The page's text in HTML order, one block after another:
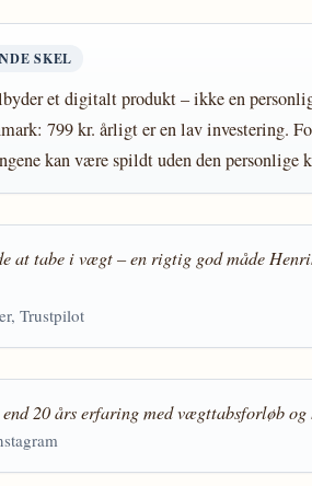
SKEL
et digitalt produkt – ikke en
799 kr. årligt er en lav investering.
kan være spildt uden den personlige
at tabe i vægt – en rigtig god måde
Trustpilot
end 20 års erfaring med vægttabsforløb